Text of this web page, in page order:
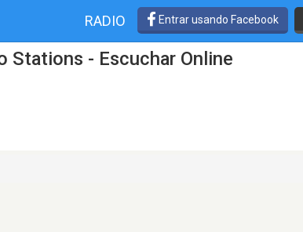
RADIO Entrar usando Facebook
Stations - Escuchar Online